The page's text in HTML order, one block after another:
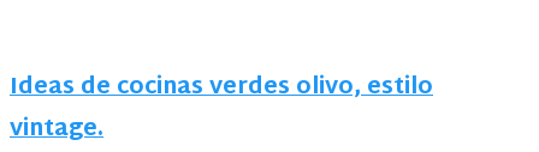
Ideas de cocinas verdes olivo, estilo
vintage.